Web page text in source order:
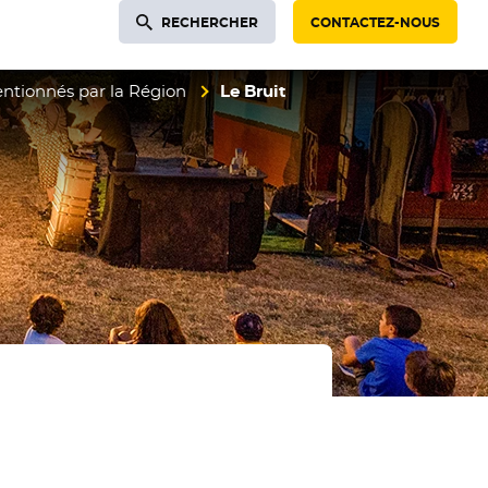
RECHERCHER CONTACTEZ-NOUS
par la Région Le Bruit